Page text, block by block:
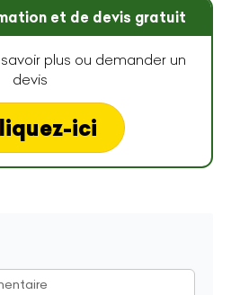
et de devis gratuit
plus ou demander un
devis
ici